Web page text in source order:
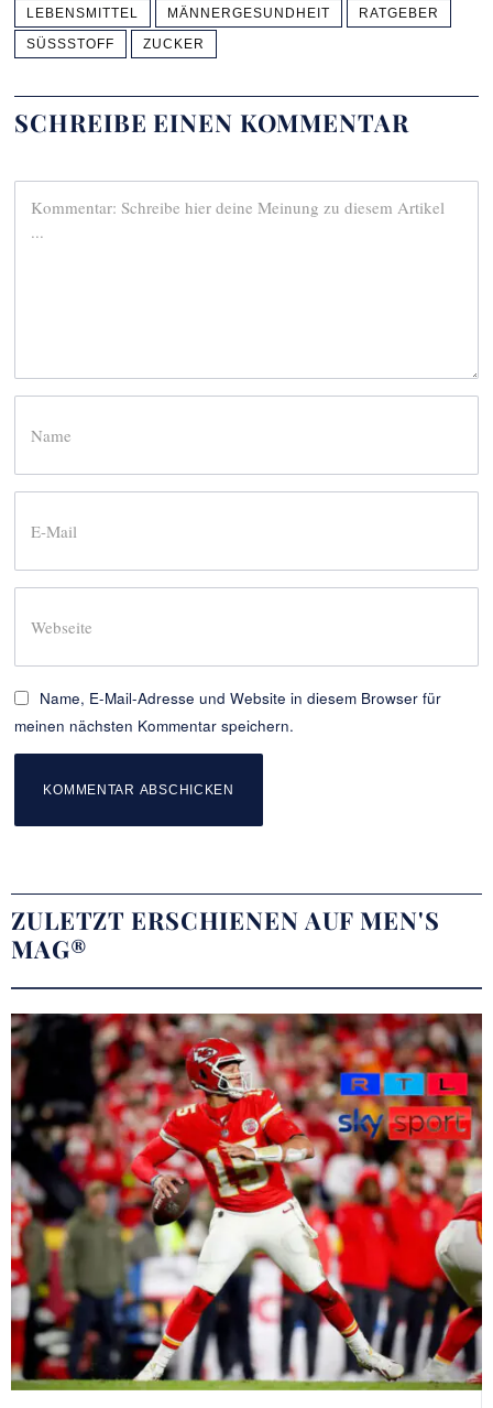
LEBENSMITTEL
MÄNNERGESUNDHEIT
RATGEBER
SÜSSSTOFF
ZUCKER
SCHREIBE EINEN KOMMENTAR
Name, E-Mail-Adresse und Website in diesem Browser für
meinen nächsten Kommentar speichern.
ZULETZT ERSCHIENEN AUF MEN'S
MAG®